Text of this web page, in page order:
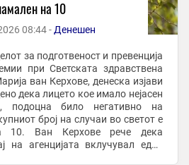
на 10
08:44 - Денешен
за подготвеност и превенција
при Светската здравствена
ван Керхове, денеска изјави
дека лицето кое имало нејасен
подоцна било негативно на
број на случаи во светот е
Ван Керхове рече дека
на агенцијата вклучувал едно